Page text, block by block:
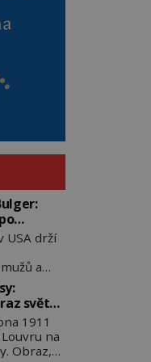
USA drží
a
číslo
bin
To je
ze
světa
1911
na
Obraz,